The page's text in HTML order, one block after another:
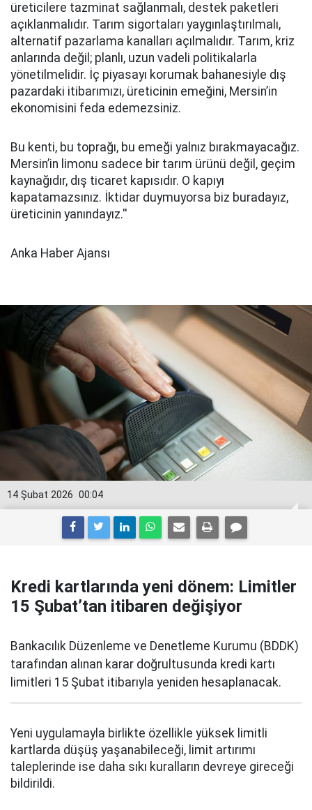
üreticilere tazminat sağlanmalı, destek paketleri
açıklanmalıdır. Tarım sigortaları yaygınlaştırılmalı,
alternatif pazarlama kanalları açılmalıdır. Tarım, kriz
anlarında değil; planlı, uzun vadeli politikalarla
yönetilmelidir. İç piyasayı korumak bahanesiyle dış
pazardaki itibarımızı, üreticinin emeğini, Mersin’in
ekonomisini feda edemezsiniz.
Bu kenti, bu toprağı, bu emeği yalnız bırakmayacağız.
Mersin’in limonu sadece bir tarım ürünü değil, geçim
kaynağıdır, dış ticaret kapısıdır. O kapıyı
kapatamazsınız. İktidar duymuyorsa biz buradayız,
üreticinin yanındayız.''
Anka Haber Ajansı
00:04
14 Şubat 2026
Kredi kartlarında yeni dönem: Limitler
15 Şubat’tan itibaren değişiyor
Bankacılık Düzenleme ve Denetleme Kurumu (BDDK)
tarafından alınan karar doğrultusunda kredi kartı
limitleri 15 Şubat itibarıyla yeniden hesaplanacak.
Yeni uygulamayla birlikte özellikle yüksek limitli
kartlarda düşüş yaşanabileceği, limit artırımı
taleplerinde ise daha sıkı kuralların devreye gireceği
bildirildi.